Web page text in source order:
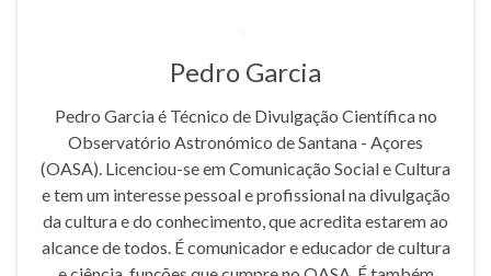
Pedro Garcia
Pedro Garcia é Técnico de Divulgação Científica no
Observatório Astronómico de Santana - Açores
(OASA). Licenciou-se em Comunicação Social e Cultura
e tem um interesse pessoal e profissional na divulgação
da cultura e do conhecimento, que acredita estarem ao
alcance de todos. É comunicador e educador de cultura